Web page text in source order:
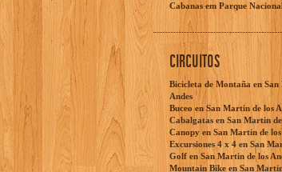
Cabanas em Parque
CIRCUITOS
Bicicleta de Montaña en
Andes
Buceo en San Martin de los
Cabalgatas en San Martin de
Canopy en San Martin de los
Excursiones 4 x 4 en San
Golf en San Martin de los
Mountain Bike en San